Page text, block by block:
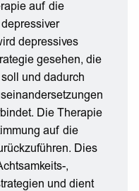
auf die
depressives
gesehen, die
und dadurch
Die Therapie
auf die
Dies
,
und dient